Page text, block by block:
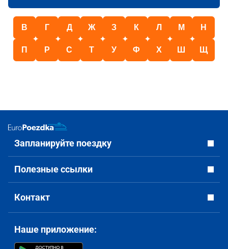
В Г Д Ж З К Л М Н
П Р С Т У Ф Х Ш Щ
Запланируйте поездку
Полезные ссылки
Контакт
Наше приложение: